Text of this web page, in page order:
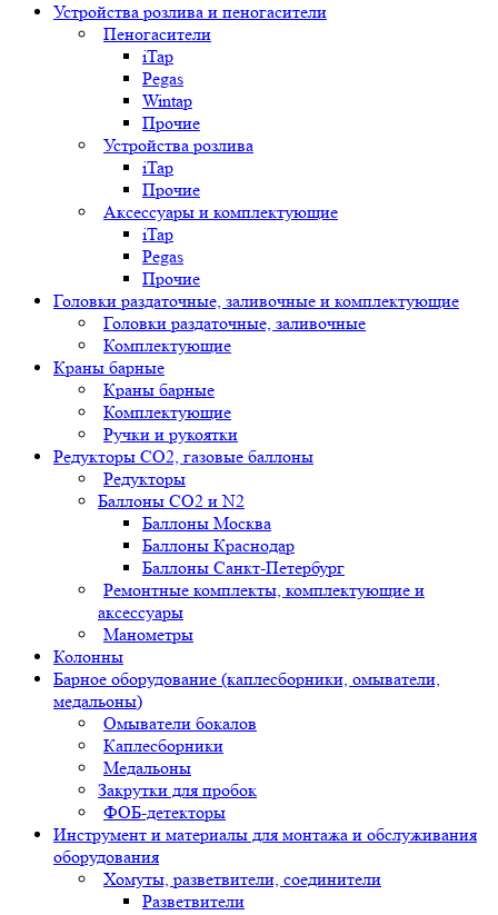
Устройства розлива и пеногасители
Пеногасители
iTap
Pegas
Wintap
Прочие
Устройства розлива
iTap
Прочие
Аксессуары и комплектующие
iTap
Pegas
Прочие
Головки раздаточные, заливочные и комплектующие
Головки раздаточные, заливочные
Комплектующие
Краны барные
Краны барные
Комплектующие
Ручки и рукоятки
Редукторы СО2, газовые баллоны
Редукторы
Баллоны СО2 и N2
Баллоны Москва
Баллоны Краснодар
Баллоны Санкт-Петербург
Ремонтные комплекты, комплектующие и
аксессуары
Манометры
Колонны
Барное оборудование (каплесборники, омыватели,
медальоны)
Омыватели бокалов
Каплесборники
Медальоны
Закрутки для пробок
ФОБ-детекторы
Инструмент и материалы для монтажа и обслуживания
оборудования
Хомуты, разветвители, соединители
Разветвители